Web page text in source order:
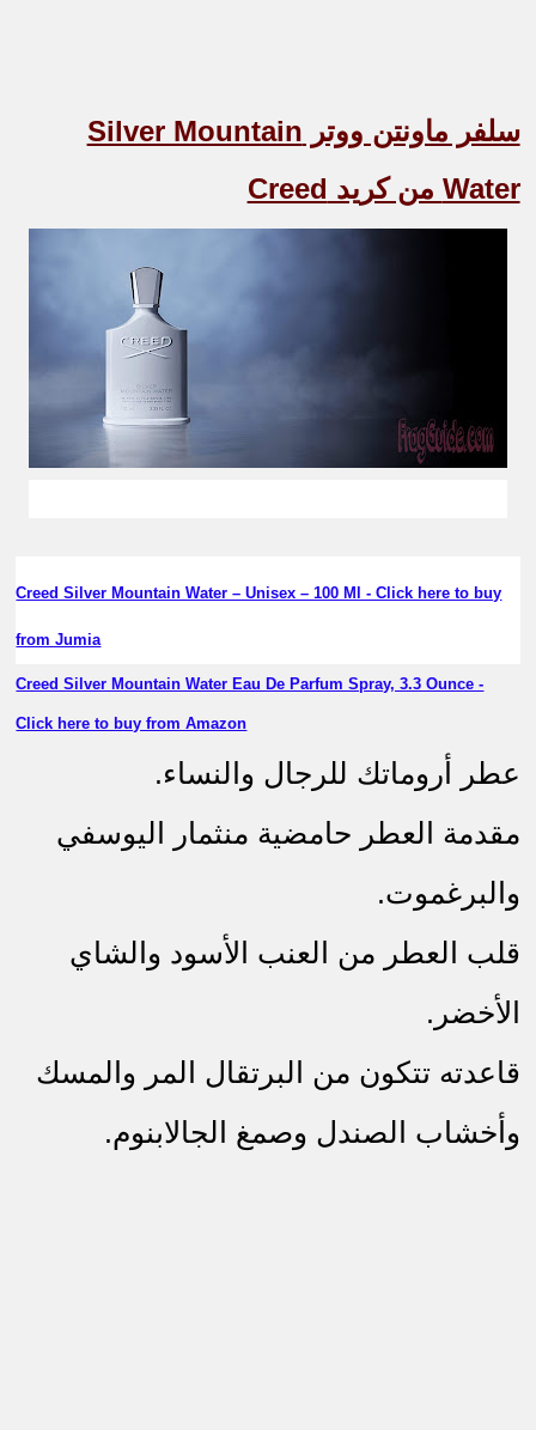
سلفر ماونتن ووتر Silver Mountain
Water من كريد Creed
Creed Silver Mountain Water – Unisex – 100 Ml - Click here to buy
from Jumia
Creed Silver Mountain Water Eau De Parfum Spray, 3.3 Ounce -
Click here to buy from Amazon
عطر أروماتك للرجال والنساء.
مقدمة العطر حامضية منثمار اليوسفي
والبرغموت.
قلب العطر من العنب الأسود والشاي
الأخضر.
قاعدته تتكون من البرتقال المر والمسك
وأخشاب الصندل وصمغ الجالابنوم.